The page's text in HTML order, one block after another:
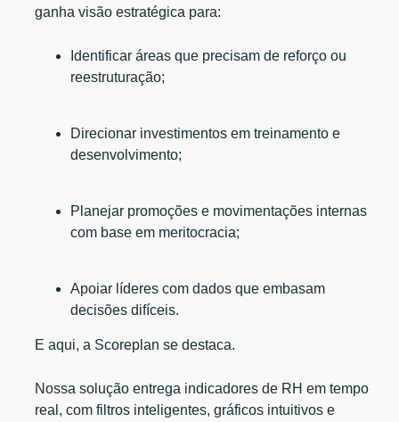
ganha visão estratégica para:
Identificar áreas que precisam de reforço ou
reestruturação;
Direcionar investimentos em treinamento e
desenvolvimento;
Planejar promoções e movimentações internas
com base em meritocracia;
Apoiar líderes com dados que embasam
decisões difíceis.
E aqui, a Scoreplan se destaca.
Nossa solução entrega indicadores de RH em tempo
real, com filtros inteligentes, gráficos intuitivos e